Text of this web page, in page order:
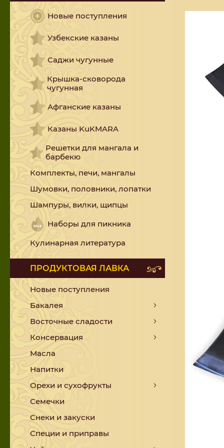
Новые поступления
Узбекские казаны
Саджи чугунные
Крышка-сковорода
чугунная
Афганские казаны
Казаны KuKMARA
Решетки для мангала и
барбекю
Комплекты, печи, мангалы
Шумовки, половники, лопатки
Шампуры, вилки, щипцы
Наборы для пикника
Кулинарная литература
ПРОДУКТОВАЯ ЛАВКА
Новые поступления
Бакалея
Восточные сладости
Консервация
Масла
Напитки
Орехи и сухофрукты
Семечки
Снеки и закуски
Специи и приправы